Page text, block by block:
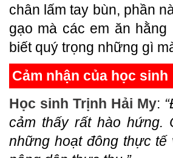
chân lấm tay bùn, phần
gạo mà các em ăn
biết quý trọng những gì
Cảm nhận của học sinh
Học sinh Trịnh Hải My:
cảm thấy rất hào hứng.
những hoạt đông thực